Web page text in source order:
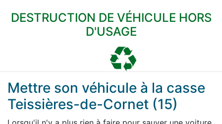
DESTRUCTION DE VÉHICULE HORS
D'USAGE
Mettre son véhicule à la casse
Teissières-de-Cornet (15)